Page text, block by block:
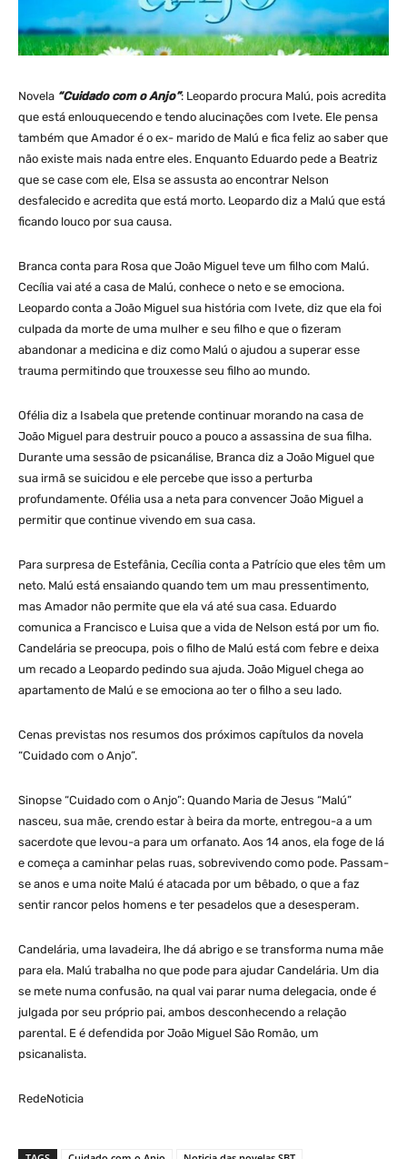
Novela “Cuidado com o Anjo”: Leopardo procura Malú, pois acredita
que está enlouquecendo e tendo alucinações com Ivete. Ele pensa
também que Amador é o ex- marido de Malú e fica feliz ao saber que
não existe mais nada entre eles. Enquanto Eduardo pede a Beatriz
que se case com ele, Elsa se assusta ao encontrar Nelson
desfalecido e acredita que está morto. Leopardo diz a Malú que está
ficando louco por sua causa.
Branca conta para Rosa que João Miguel teve um filho com Malú.
Cecília vai até a casa de Malú, conhece o neto e se emociona.
Leopardo conta a João Miguel sua história com Ivete, diz que ela foi
culpada da morte de uma mulher e seu filho e que o fizeram
abandonar a medicina e diz como Malú o ajudou a superar esse
trauma permitindo que trouxesse seu filho ao mundo.
Ofélia diz a Isabela que pretende continuar morando na casa de
João Miguel para destruir pouco a pouco a assassina de sua filha.
Durante uma sessão de psicanálise, Branca diz a João Miguel que
sua irmã se suicidou e ele percebe que isso a perturba
profundamente. Ofélia usa a neta para convencer João Miguel a
permitir que continue vivendo em sua casa.
Para surpresa de Estefânia, Cecília conta a Patrício que eles têm um
neto. Malú está ensaiando quando tem um mau pressentimento,
mas Amador não permite que ela vá até sua casa. Eduardo
comunica a Francisco e Luisa que a vida de Nelson está por um fio.
Candelária se preocupa, pois o filho de Malú está com febre e deixa
um recado a Leopardo pedindo sua ajuda. João Miguel chega ao
apartamento de Malú e se emociona ao ter o filho a seu lado.
Cenas previstas nos resumos dos próximos capítulos da novela
“Cuidado com o Anjo”.
Sinopse “Cuidado com o Anjo”: Quando Maria de Jesus “Malú”
nasceu, sua mãe, crendo estar à beira da morte, entregou-a a um
sacerdote que levou-a para um orfanato. Aos 14 anos, ela foge de lá
e começa a caminhar pelas ruas, sobrevivendo como pode. Passam-
se anos e uma noite Malú é atacada por um bêbado, o que a faz
sentir rancor pelos homens e ter pesadelos que a desesperam.
Candelária, uma lavadeira, lhe dá abrigo e se transforma numa mãe
para ela. Malú trabalha no que pode para ajudar Candelária. Um dia
se mete numa confusão, na qual vai parar numa delegacia, onde é
julgada por seu próprio pai, ambos desconhecendo a relação
parental. E é defendida por João Miguel São Romão, um
psicanalista.
RedeNoticia